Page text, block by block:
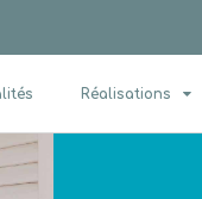
Réalisations